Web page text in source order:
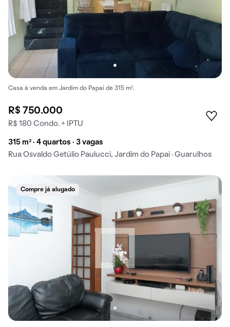
Casa à venda em Jardim do Papai de 315 m².
R$ 750.000
R$ 180 Condo. + IPTU
315 m² · 4 quartos · 3 vagas
Rua Osvaldo Getúlio Paulucci, Jardim do Papai · Guarulhos
Compre já alugado